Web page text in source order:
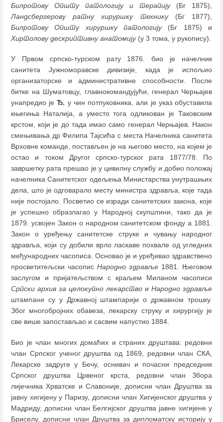
Билротову Општу патологију и терапију(Бг 1875),
Ландсбергерову ратну хируршку технику(Бг 1877),
Билротову Општу хируршку патологију(Бг 1875) и
Хиртолову дескриптивну анатомију(у 3 тома, у рукопису).
У Првом српско-турском рату 1876. био је начелник
санитета Јужноморавске дивизије, када је испољио
организаторске и административне способности. После
битке на Шуматовцу, главнокомандујући, генерал Черњајев
унапредио јеЂ. у чин потпуковника, али је указ обуставила
књегиња Наталија, а уместо тога одликован је Таковским
крстом, који је до тада имао само генерал Черњајев. Након
смењивања др Филипа Тајсића с места Начелника санитета
Врховне команде, постављен је на његово место, на којем је
остао и током Другог српско-турског рата 1877/78. По
завршетку рата прешао је у цивилну службу и добио положај
начелника Санитетског одељења Министарства унутрашњих
дела, што је одговарало месту министра здравља, које тада
није постојало. Посветио се изради санитетских закона, које
је успешно образлагао у Народној скупштини, тако да је
1879. усвојен Закон о народном санитетском фонду а 1881.
Закон о уређењу санитетске струке и чувању народног
здравља, који су добили врло ласкаве похвале од угледних
међународних часописа. Основао је и уређивао здравствено
просветитељски часопис Народно здравље 1881. Његовом
заслугом и пријатељством с краљем Миланом часописи
Српски архив за целокупно лекарство и Народно здравље
штампани су у Државној штампарији о државном трошку.
Због многобројних обавеза, лекарску струку и хирургију је
све више запостављао и сасвим напустио 1884.
Био је члан многих домаћих и страних друштава: редовни
члан Српског ученог друштва од 1869, редовни члан СКА,
Лекарске задруге у Бечу, оснивач и почасни председник
Српског друштва Црвеног крста, редовни члан Збора
лијечника Хрватске и Славоније, дописни члан Друштва за
јавну хигијену у Паризу, дописни члан Хигијенског друштва у
Мадриду, дописни члан Белгијског друштва јавне хигијене у
Бриселу, дописни члан Друштва за дипломатску историју у